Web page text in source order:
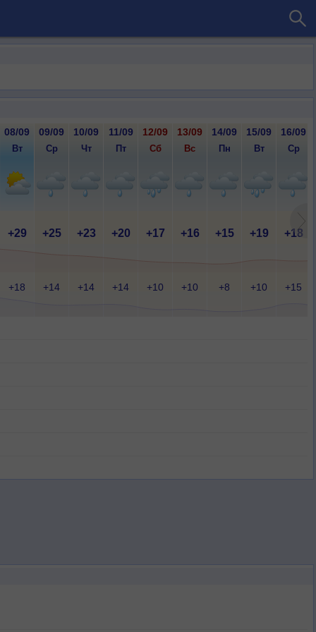
08/09 09/09 10/09 11/09 12/09 13/09 14/09 15/09 16/09
Вт Ср Чт Пт Сб Вс Пн Вт Ср
+29 +25 +23 +20 +17 +16 +15 +19 +18
+18 +14 +14 +14 +10 +10 +8 +10 +15